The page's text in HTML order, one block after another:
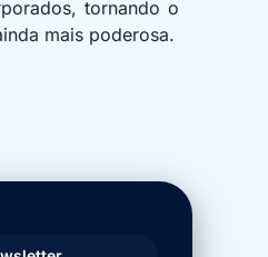
tornando o
mais poderosa.